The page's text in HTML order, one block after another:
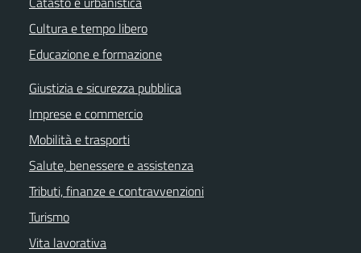
Cultura e tempo libero
Educazione e formazione
Giustizia e sicurezza pubblica
Imprese e commercio
Mobilità e trasporti
Salute, benessere e assistenza
Tributi, finanze e contravvenzioni
Turismo
Vita lavorativa